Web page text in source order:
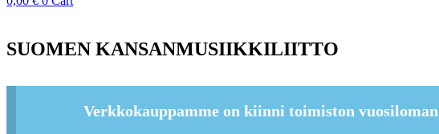
SUOMEN KANSANMUSIIKKILIITTO
Verkkokauppamme on kiinni toimiston